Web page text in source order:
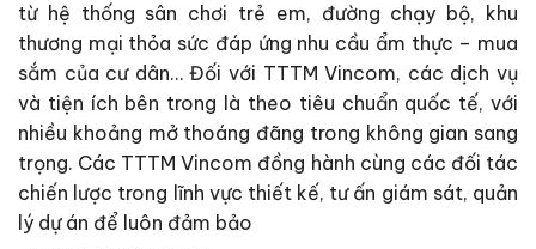
từ hệ thống sân chơi trẻ em, đường chạy bộ, khu
thương mại thỏa sức đáp ứng nhu cầu ẩm thực – mua
sắm của cư dân… Đối với TTTM Vincom, các dịch vụ
và tiện ích bên trong là theo tiêu chuẩn quốc tế, với
nhiều khoảng mở thoáng đãng trong không gian sang
trọng. Các TTTM Vincom đồng hành cùng các đối tác
chiến lược trong lĩnh vực thiết kế, tư ấn giám sát, quản
lý dự án để luôn đảm bảo